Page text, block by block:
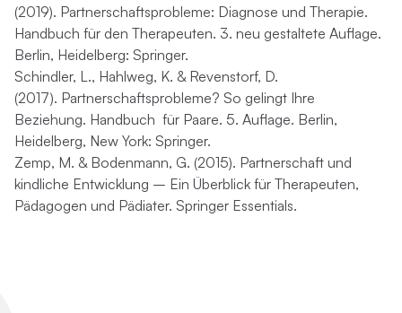
(2019). Partnerschaftsprobleme: Diagnose und Therapie.
Handbuch für den Therapeuten. 3. neu gestaltete Auflage.
Berlin, Heidelberg: Springer.
Schindler, L., Hahlweg, K. & Revenstorf, D.
(2017). Partnerschaftsprobleme? So gelingt Ihre
Beziehung. Handbuch für Paare. 5. Auflage. Berlin,
Heidelberg, New York: Springer.
Zemp, M. & Bodenmann, G. (2015). Partnerschaft und
kindliche Entwicklung – Ein Überblick für Therapeuten,
Pädagogen und Pädiater. Springer Essentials.